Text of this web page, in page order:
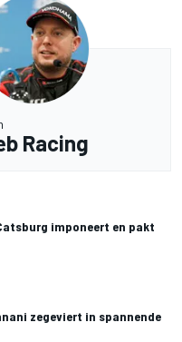
Racing
imponeert en pakt
zegeviert in spannende